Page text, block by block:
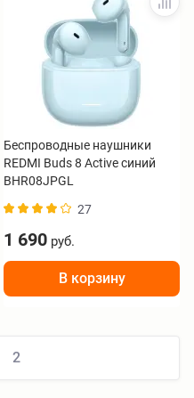
Беспроводные наушники
REDMI Buds 8 Active синий
BHR08JPGL
27
1 690 руб.
В корзину
2